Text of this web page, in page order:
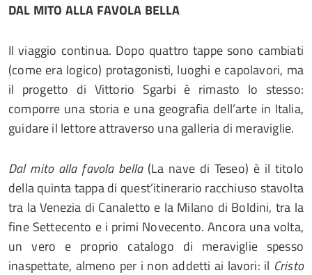
DAL MITO ALLA FAVOLA BELLA
Il viaggio continua. Dopo quattro tappe sono cambiati
(come era logico) protagonisti, luoghi e capolavori, ma
il progetto di Vittorio Sgarbi è rimasto lo stesso:
comporre una storia e una geografia dell’arte in Italia,
guidare il lettore attraverso una galleria di meraviglie.
Dal mito alla favola bella(La nave di Teseo) è il titolo
della quinta tappa di quest’itinerario racchiuso stavolta
tra la Venezia di Canaletto e la Milano di Boldini, tra la
fine Settecento e i primi Novecento. Ancora una volta,
un vero e proprio catalogo di meraviglie spesso
inaspettate, almeno per i non addetti ai lavori: il Cristo